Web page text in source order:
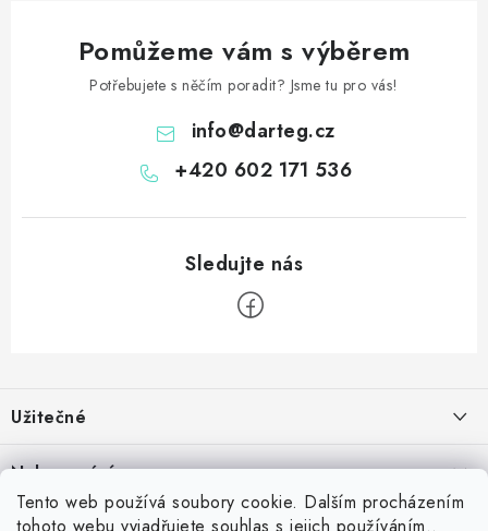
Tento web používá soubory cookie. Dalším procházením
Pomůžeme vám s výběrem
Potřebujete s něčím poradit? Jsme tu pro vás!
info@darteg.cz
+420 602 171 536
p
a
Užitečné
Kontakt
Věrnostní program
Nakupování
Jak nakupovat